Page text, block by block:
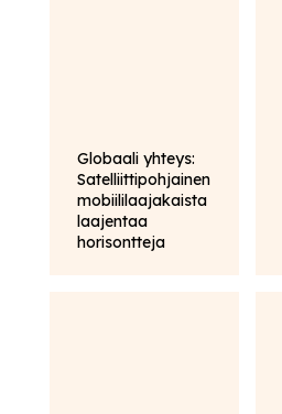
Globaali yhteys:
Satelliittipohjainen
mobiililaajakaista
laajentaa
horisontteja